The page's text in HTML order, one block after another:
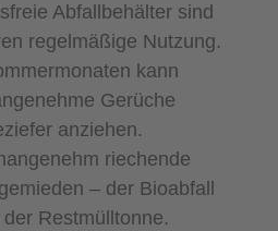
Abfallbehälter sind
regelmäßige Nutzung.
kann
Gerüche
anziehen.
riechende
– der Bioabfall
Restmülltonne.